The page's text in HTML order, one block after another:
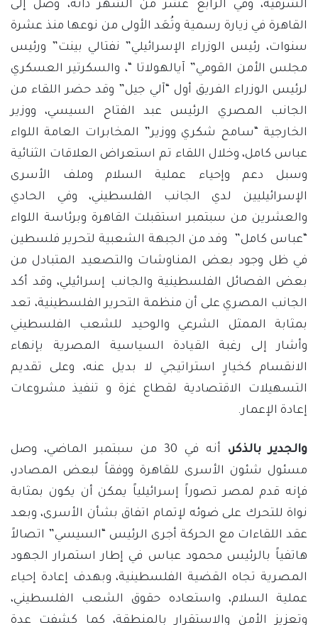
الشرقية، وفي الرابع عشر من الشهر ذاته، وصل إلى
القاهرة في زيارة رسمية وتُعَد الأولى من نوعها منذ عشرة
سنوات، رئيس الوزراء الإسرائيلي” نفتالي بينت” ورئيس
مجلس الأمن القومي” آيالهولاتا “، والسكرتير العسكري
لرئيس الوزراء الفريق أول “آلي جيل” وقد حضر اللقاء من
الجانب المصري الرئيس عبد الفتاح السيسي، ووزير
الخارجية “سامح شكري ووزير” المخابرات العامة اللواء
عباس كامل، وخلال اللقاء تم استعراض العلاقات الثنائية
وسبل دعم وإحياء عملية السلام وملف الأسرى
الإسرائيليين لدي الجانب الفلسطيني، وفي الحادي
والعشرين من سبتمبر استقبلت القاهرة وبرئاسة اللواء
“عباس كامل” وفد من الجبهة الشعبية لتحرير فلسطين
في ظل وجود بعض المناوشات والتصعيد المتبادل من
بعض الفصائل الفلسطينية والجانب إسرائيلي، وقد أكد
الجانب المصري على أن منظمة التحرير الفلسطينية، تعد
بمثابة الممثل الشرعي والوحيد للشعب الفلسطيني
وأشار إلى رغبة القيادة السياسية المصرية بإنهاء
الانقسام كخيارٍ استراتيجي لا بديل عنه، وعلى تقديم
التسهيلات الاقتصادية لقطاع غزة و تنفيذ مشروعات
إعادة الإعمار.
والجدير بالذكر،
أنه في 30 من سبتمبر الماضي، وصل
مسئول شئون الأسرى للقاهرة ووفقاً لبعض المصادر،
فإنه قدم لمصر تصوراً إسرائيلياً يمكن أن يكون بمثابة
نواة للتحرك على ضوئه لإتمام اتفاق بشأن الأسرى، وبعد
عقد اللقاءات مع الحركة أجرى الرئيس “السيسي” اتصالاً
هاتفياً بالرئيس محمود عباس في إطار استمرار الجهود
المصرية تجاه القضية الفلسطينية، وبهدف إعادة إحياء
عملية السلام، واستعاده حقوق الشعب الفلسطيني،
وتعزيز الأمن والاستقرار بالمنطقة، كما كشفت عدة